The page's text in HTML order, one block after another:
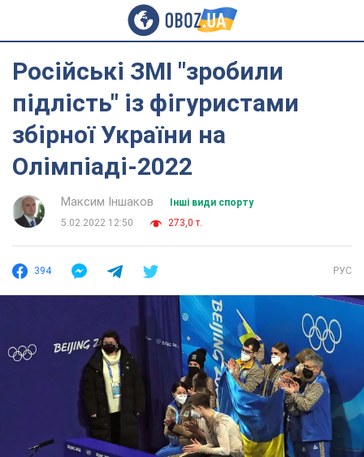
Російські ЗМІ "зробили
підлість" із фігуристами
збірної України на
Олімпіаді-2022
Максим Іншаков
Інші види спорту
5.02.2022 12:50
273,0 т.
394 РУС